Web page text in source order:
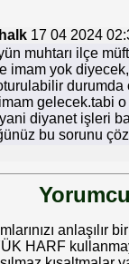
halk 17 04 2024
muhtarı ilçe
imam yok
durumda
gelecek.tabi
diyanet işleri
bu sorunu
anlaşılır
HARF